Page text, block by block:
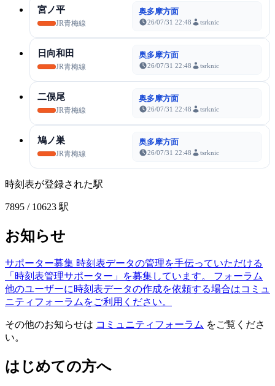
宮ノ平
JR青梅線
奥多摩方面
26/07/31 22:48 tsrknic
日向和田
JR青梅線
奥多摩方面
26/07/31 22:48 tsrknic
二俣尾
JR青梅線
奥多摩方面
26/07/31 22:48 tsrknic
鳩ノ巣
JR青梅線
奥多摩方面
26/07/31 22:48 tsrknic
時刻表が登録された駅
7895 / 10623 駅
お知らせ
サポーター募集 時刻表データの管理を手伝っていただける
「時刻表管理サポーター」を募集しています。
フォーラム
他のユーザーに時刻表データの作成を依頼する場合はコミュ
ニティフォーラムをご利用ください。
その他のお知らせは コミュニティフォーラム をご覧くださ
い。
はじめての方へ